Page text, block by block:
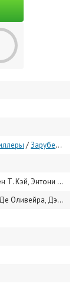
/Зарубежные сериалы
Кэй, Энтони Бирн
Остин Хеберт, Джона Уортон, Ханна Лав Ланье, Николь Кидман